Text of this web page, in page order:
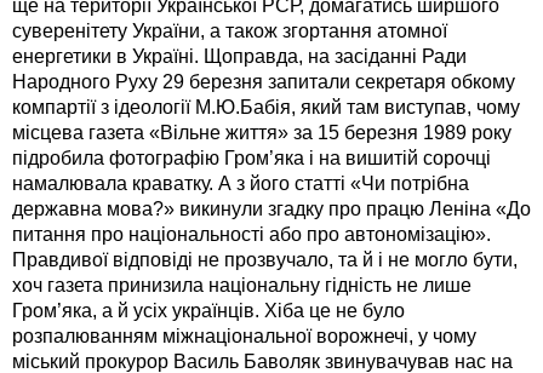
ще на території Української РСР, домагатись ширшого
суверенітету України, а також згортання атомної
енергетики в Україні. Щоправда, на засіданні Ради
Народного Руху 29 березня запитали секретаря обкому
компартії з ідеології М.Ю.Бабія, який там виступав, чому
місцева газета «Вільне життя» за 15 березня 1989 року
підробила фотографію Гром’яка і на вишитій сорочці
намалювала краватку. А з його статті «Чи потрібна
державна мова?» викинули згадку про працю Леніна «До
питання про національності або про автономізацію».
Правдивої відповіді не прозвучало, та й і не могло бути,
хоч газета принизила національну гідність не лише
Гром’яка, а й усіх українців. Хіба це не було
розпалюванням міжнаціональної ворожнечі, у чому
міський прокурор Василь Баволяк звинувачував нас на